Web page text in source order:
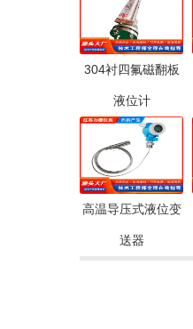
304衬四氟磁翻板
液位计
高温导压式液位变
送器